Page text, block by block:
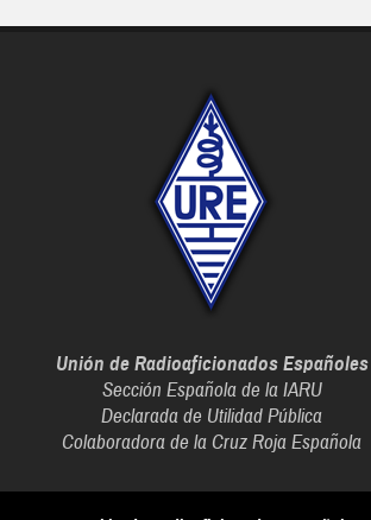
Unión de Radioaficionados Españoles
Sección Española de la IARU
Declarada de Utilidad Pública
Colaboradora de la Cruz Roja Española